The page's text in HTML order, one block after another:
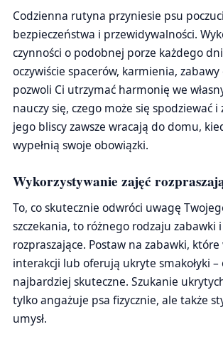
Codzienna rutyna przyniesie psu
bezpieczeństwa i przewidywalności.
czynności o podobnej porze każdego
oczywiście spacerów, karmienia,
pozwoli Ci utrzymać harmonię we
nauczy się, czego może się spodziewać i
jego bliscy zawsze wracają do domu,
wypełnią swoje obowiązki.
Wykorzystywanie zajęć
To, co skutecznie odwróci uwagę
szczekania, to różnego rodzaju zabawki
rozpraszające. Postaw na zabawki,
interakcji lub oferują ukryte smakołyki –
najbardziej skuteczne. Szukanie
tylko angażuje psa fizycznie, ale także
umysł.